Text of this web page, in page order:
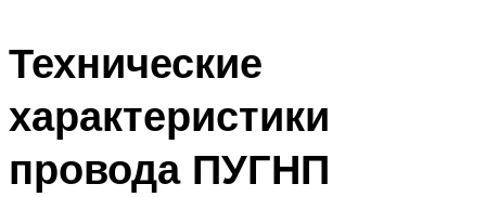
Технические
характеристики
провода ПУГНП